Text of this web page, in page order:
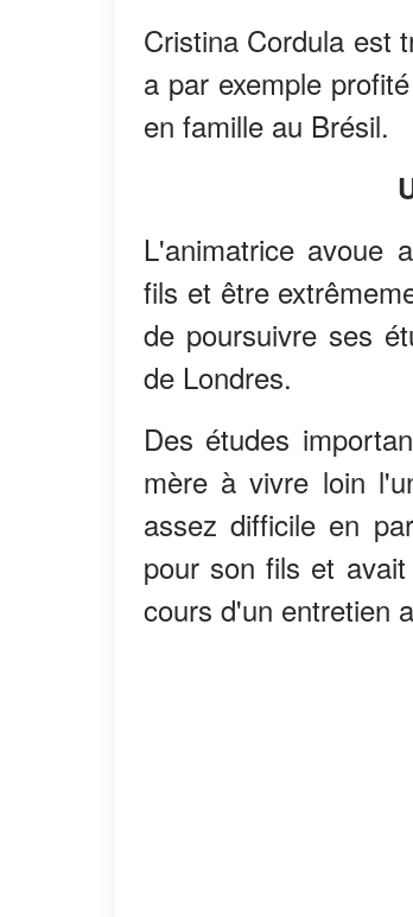
Cristina Cordula est
a par exemple
en famille au Brésil.
L'animatrice avoue
fils et être
de poursuivre ses
de Londres.
Des études
mère à vivre loin
assez difficile en
pour son fils et
cours d'un entretien